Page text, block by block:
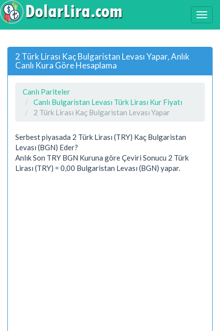
2 Türk Lirası Kaç Bulgaristan Levası Yapar, Anlık
Canlı Kura Göre Hesaplama
Canlı Pariteler
Canlı Bulgaristan Levası Türk Lirası Kur Fiyatı
2 Türk Lirası Kaç Bulgaristan Levası Yapar
Serbest piyasada 2 Türk Lirası (TRY) Kaç Bulgaristan
Levası (BGN) Eder?
Anlık Son TRY BGN Kuruna göre Çeviri Sonucu 2 Türk
Lirası (TRY) = 0,00 Bulgaristan Levası (BGN) yapar.